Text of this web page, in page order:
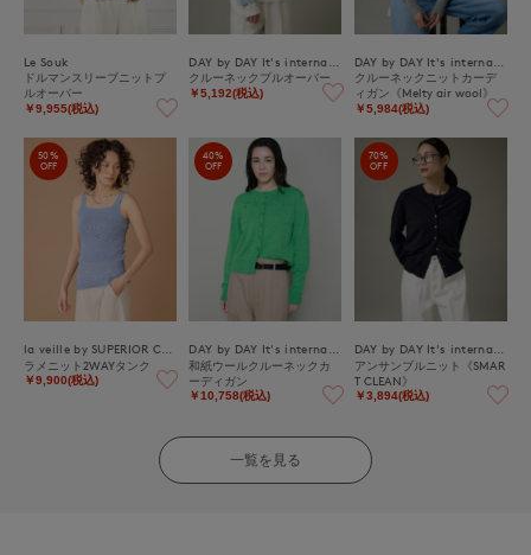
Le Souk
ドルマンスリーブニットプ
ルオーバー
￥9,955(税込)
クルーネックプルオーバー
￥5,192(税込)
クルーネックニットカーデ
ィガン《Melty air wool》
￥5,984(税込)
50%
OFF
ラメニット2WAYタンク
￥9,900(税込)
40%
OFF
和紙ウールクルーネックカ
ーディガン
￥10,758(税込)
70%
OFF
アンサンブルニット《SMAR
T CLEAN》
￥3,894(税込)
一覧を見る